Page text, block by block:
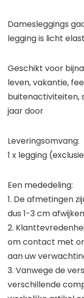
Damesleggings
legging is licht
Geschikt voor
leven, vakantie,
buitenactiviteiten,
jaar door
Leveringsomvang:
1 x legging
Een mededeling:
1. De afmetingen
dus 1-3 cm
2.
om contact met
aan uw
3. Vanwege de
verschillende